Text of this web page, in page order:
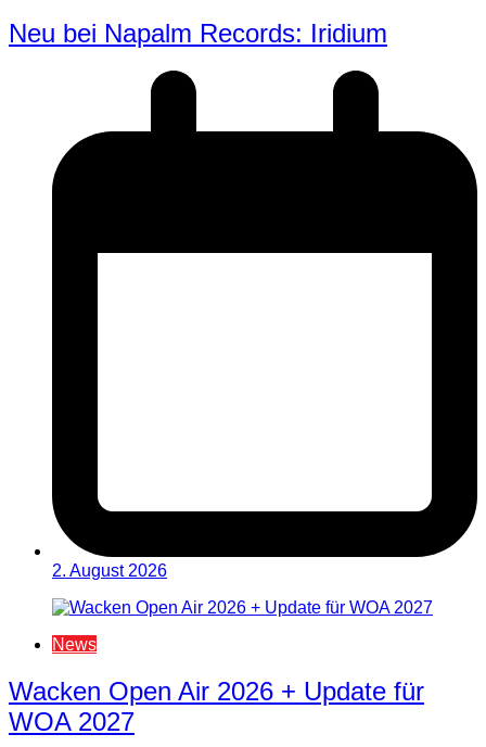
Neu bei Napalm Records: Iridium
2. August 2026
News
Wacken Open Air 2026 + Update für
WOA 2027